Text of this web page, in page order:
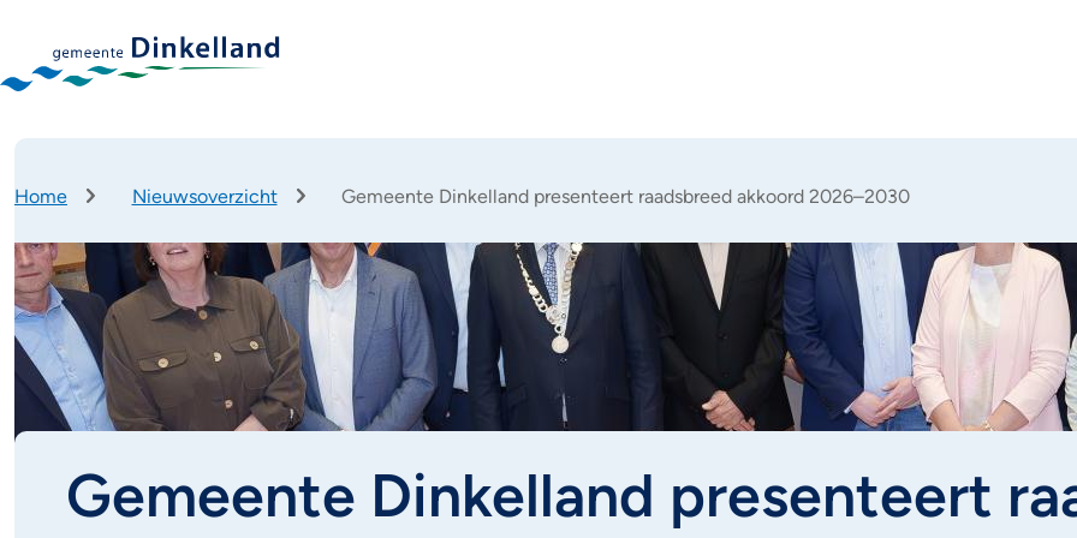
Kruimelpad
Home Nieuwsoverzicht Gemeente Dinkelland presenteert raadsbreed akkoord 2026–2030
Gemeente Dinkelland presenteert